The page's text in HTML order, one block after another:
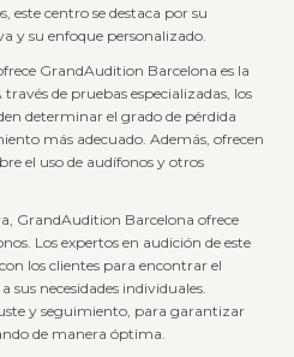
este centro se destaca por su
y su enfoque personalizado.
GrandAudition Barcelona es la
de pruebas especializadas, los
determinar el grado de pérdida
más adecuado. Además, ofrecen
el uso de audífonos y otros
GrandAudition Barcelona ofrece
Los expertos en audición de este
los clientes para encontrar el
sus necesidades individuales.
y seguimiento, para garantizar
de manera óptima.